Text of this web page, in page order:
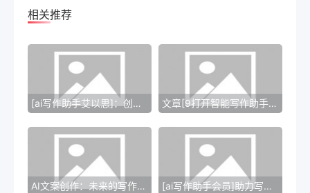
相关推荐
[ai写作助手艾以思]：创新的写作工具 文章[9打开智能写作助手]——打破常规写作，开创写作新纪元
AI文案创作：未来的写作新趋势 [ai写作助手会员]助力写作：创作无限可能